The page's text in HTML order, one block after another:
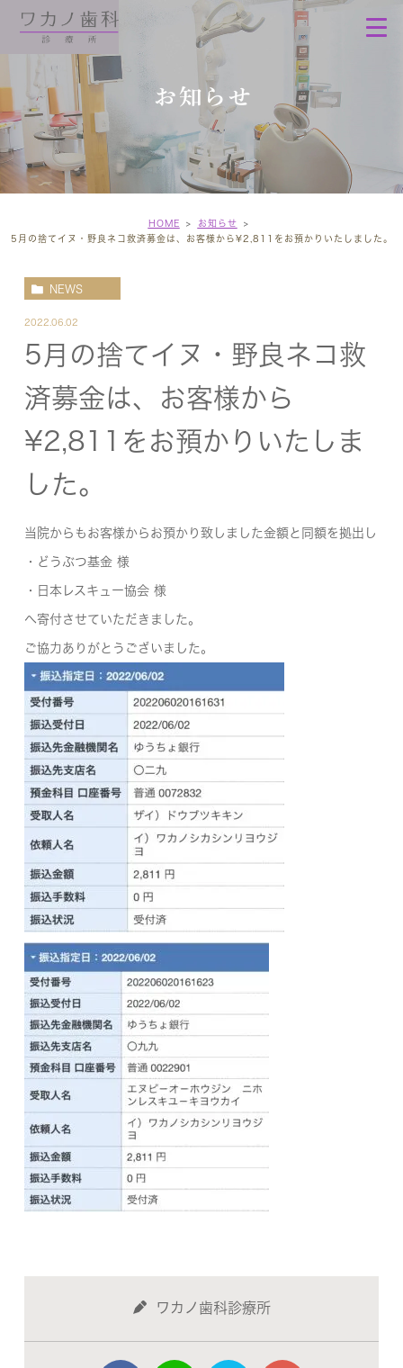
お知らせ
HOME
お知らせ
5月の捨てイヌ・野良ネコ救済募金は、お客様から¥2,811をお預かりいたしました。
NEWS
2022.06.02
5月の捨てイヌ・野良ネコ救
済募金は、お客様から
¥2,811をお預かりいたしま
した。
当院からもお客様からお預かり致しました金額と同額を拠出し
・どうぶつ基金 様
・日本レスキュー協会 様
へ寄付させていただきました。
ご協力ありがとうございました。
ワカノ歯科診療所